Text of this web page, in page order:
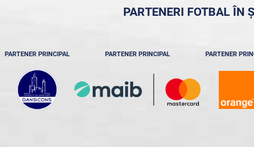
PARTENERI FOTBAL ÎN
PARTENER PRINCIPAL PARTENER PRINCIPAL PARTENER